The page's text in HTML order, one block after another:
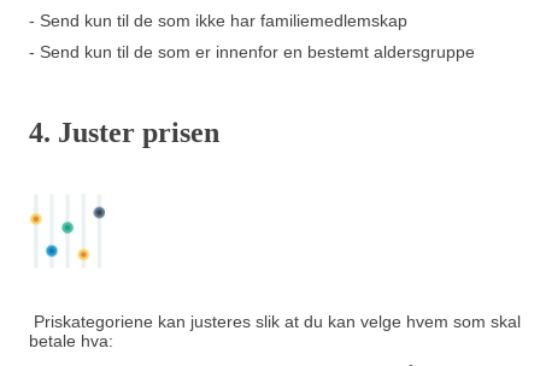
- Send kun til de som ikke har familiemedlemskap
- Send kun til de som er innenfor en bestemt aldersgruppe
4. Juster prisen
Priskategoriene kan justeres slik at du kan velge hvem som skal
betale hva: